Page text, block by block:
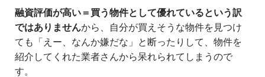
融資評価が高い＝買う物件として優れているという訳
ではありませんから、自分が買えそうな物件を見つけ
ても「えー、なんか嫌だな」と断ったりして、物件を
紹介してくれた業者さんから呆れられてしまうので
す。